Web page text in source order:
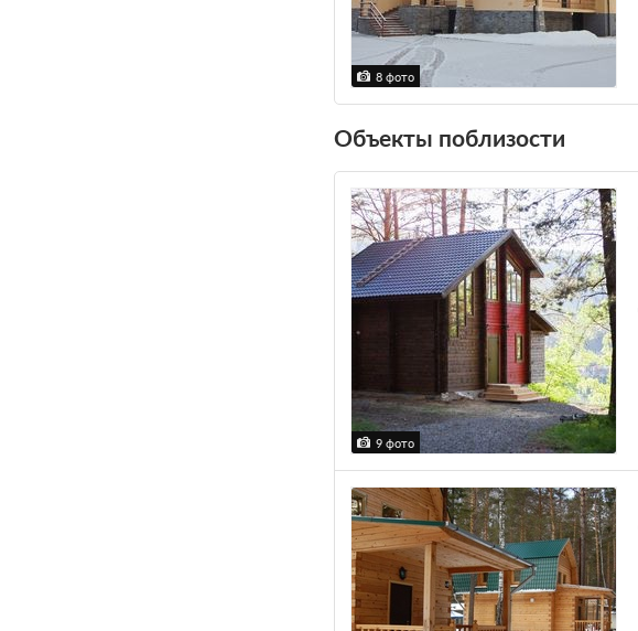
8 фото
Объекты поблизости
9 фото